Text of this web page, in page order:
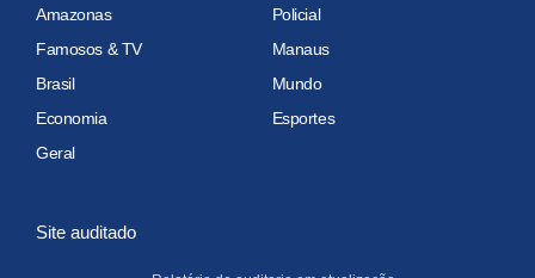
Amazonas
Policial
Famosos & TV
Manaus
Brasil
Mundo
Economia
Esportes
Geral
Site auditado